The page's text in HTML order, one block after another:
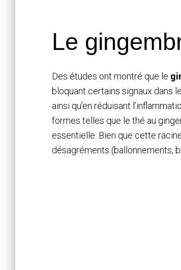
Le
Des études ont montré que le
bloquant certains signaux dans
ainsi qu’en réduisant
formes telles que le thé au
essentielle. Bien que cette
désagréments (ballonnements,